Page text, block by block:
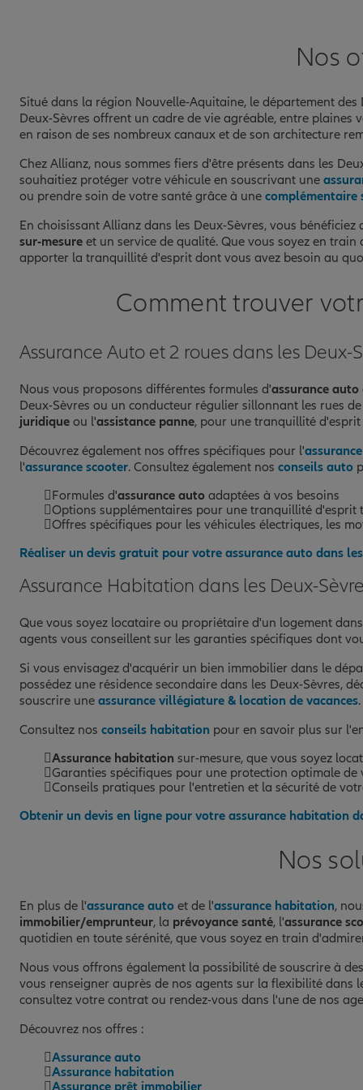
Voir
8 AGENCE MELLE
79500 MELLE
4,9/5Note de 4.9 sur 5
(251 avis)
Voir les avis
Fermé aujourd'hui
Prendre un RDV Voir
150 AVENUE DE LA ROCHELLE
4,8/5 Note de 4.8 sur 5
(119 avis)
Voir les avis
05 49 24 14 15
Fermé aujourd'hui
Prendre un RDV Voir
10 AGENCE NIORT
550 BIS AVENUE DE LIMOGES
4,7/5 Note de 4.7 sur 5
(86 avis)
05 49 24 82 00
Fermé actuellement
Prendre un RDV Voir
11 AGENCE NIORT CENTRE
20 RUE ALSACE LORRAINE
79000 NIORT
4,8/5Note de 4.8 sur 5
(37 avis)
05 49 24 88 55
12 AGENCE PARTHENAY
4 RUE ANDRE GASTEL
79450 ST AUBIN LE CLOUD
4,9/5 Note de 4.9 sur 5
(125 avis)
05 49 95 32 61
Prendre un RDV
Nos
Situé dans la région Nouvelle-Aquitaine, le département
Deux-Sèvres offrent un cadre de vie agréable, entre
en raison de ses nombreux canaux et de son architecture
Chez Allianz, nous sommes fiers d'être présents dans les
souhaitiez protéger votre véhicule en souscrivant une
ou prendre soin de votre santé grâce à une complémentaire
En choisissant Allianz dans les Deux-Sèvres, vous
sur-mesure et un service de qualité. Que vous soyez en
apporter la tranquillité d'esprit dont vous avez besoin au
Comment trouver
Assurance Auto et 2 roues dans les Deux-
Nous vous proposons différentes formules d'assurance auto
Deux-Sèvres ou un conducteur régulier sillonnant les rues
juridique ou l'assistance panne, pour une tranquillité
Découvrez également nos offres spécifiques pour l'
l'assurance scooter. Consultez également nos conseils auto
Formules d'assurance auto adaptées à vos besoins
Options supplémentaires pour une tranquillité d'esprit
Offres spécifiques pour les véhicules électriques, les
Réaliser un devis gratuit pour votre assurance auto dans
Assurance Habitation dans les Deux-
Que vous soyez locataire ou propriétaire d'un logement
agents vous conseillent sur les garanties spécifiques dont
Si vous envisagez d'acquérir un bien immobilier dans le
possédez une résidence secondaire dans les Deux-Sèvres,
souscrire une assurance villégiature & location de vacances.
Consultez nos conseils habitation pour en savoir plus sur
Assurance habitation sur-mesure, que vous soyez
Garanties spécifiques pour une protection optimale de
Conseils pratiques pour l'entretien et la sécurité de
Obtenir un devis en ligne pour votre assurance habitation
Nos
En plus de l'assurance auto et de l'assurance habitation,
immobilier/emprunteur, la prévoyance santé, l'assurance
quotidien en toute sérénité, que vous soyez en train
Nous vous offrons également la possibilité de souscrire à
vous renseigner auprès de nos agents sur la flexibilité dans
consultez votre contrat ou rendez-vous dans l'une de nos
Découvrez nos offres :
Assurance auto
Assurance habitation
Assurance prêt immobilier